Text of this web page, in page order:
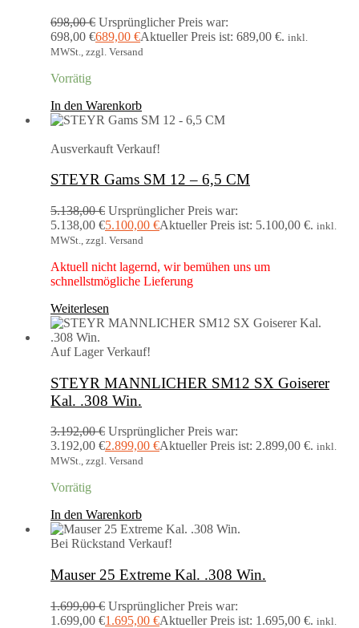
698,00€ Ursprünglicher Preis war:
698,00 €689,00 €Aktueller Preis ist: 689,00 €. inkl.
MWSt., zzgl. Versand
Vorrätig
In den Warenkorb
Ausverkauft Verkauf!
STEYR Gams SM 12 – 6,5 CM
5.138,00€ Ursprünglicher Preis war:
5.138,00 €5.100,00 €Aktueller Preis ist: 5.100,00 €. inkl.
MWSt., zzgl. Versand
Aktuell nicht lagernd, wir bemühen uns um
schnellstmögliche Lieferung
Weiterlesen
Auf Lager Verkauf!
STEYR MANNLICHER SM12 SX Goiserer
Kal. .308 Win.
3.192,00€ Ursprünglicher Preis war:
3.192,00 €2.899,00 €Aktueller Preis ist: 2.899,00 €. inkl.
MWSt., zzgl. Versand
Vorrätig
In den Warenkorb
Bei Rückstand Verkauf!
Mauser 25 Extreme Kal. .308 Win.
1.699,00€ Ursprünglicher Preis war:
1.699,00 €1.695,00 €Aktueller Preis ist: 1.695,00 €. inkl.